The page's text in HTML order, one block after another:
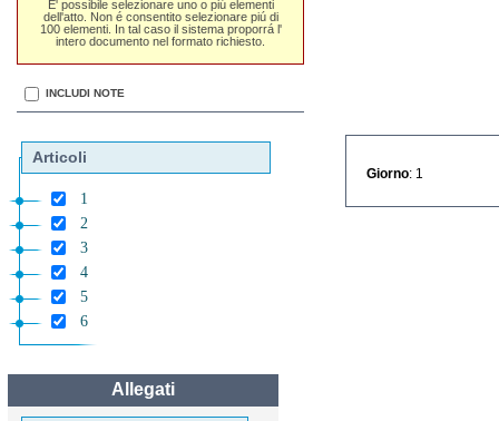
E' possibile selezionare uno o piú elementi
dell'atto. Non é consentito selezionare piú di
100 elementi. In tal caso il sistema proporrá l'
intero documento nel formato richiesto.
INCLUDI NOTE
Articoli
1
2
3
4
5
6
Allegati
Giorno : 1